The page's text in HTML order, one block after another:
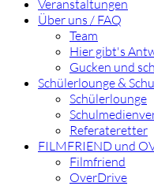
Veranstaltungen
Über uns / FAQ
Team
Hier gibt's
Gucken und
Schülerlounge &
Schülerlounge
Referateretter
FILMFRIEND und
Filmfriend
OverDrive